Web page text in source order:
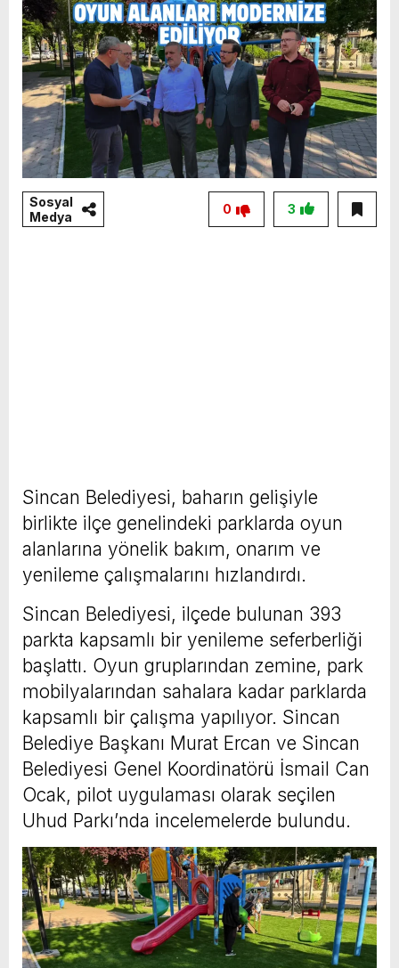
Sosyal
Medya
3
0
Sincan Belediyesi, baharın gelişiyle
birlikte ilçe genelindeki parklarda oyun
alanlarına yönelik bakım, onarım ve
yenileme çalışmalarını hızlandırdı.
Sincan Belediyesi, ilçede bulunan 393
parkta kapsamlı bir yenileme seferberliği
başlattı. Oyun gruplarından zemine, park
mobilyalarından sahalara kadar parklarda
kapsamlı bir çalışma yapılıyor. Sincan
Belediye Başkanı Murat Ercan ve Sincan
Belediyesi Genel Koordinatörü İsmail Can
Ocak, pilot uygulaması olarak seçilen
Uhud Parkı’nda incelemelerde bulundu.